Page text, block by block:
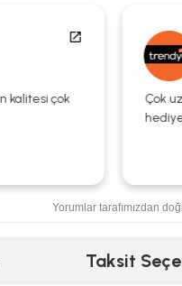
Çok uzun süredir
hediyeleriniz için
Yorumlar tarafımızdan
Taksit